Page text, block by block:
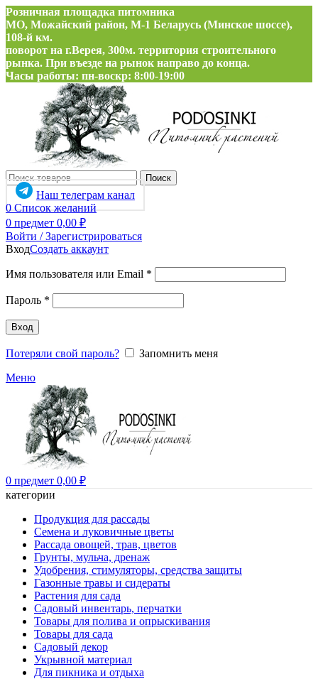
Розничная площадка питомника
МО, Можайский район, М-1 Беларусь (Минское шоссе),
108-й км.
поворот на г.Верея, 300м. территория строительного
рынка. При въезде на рынок направо до конца.
Часы работы: пн-воскр: 8:00-19:00
Поиск
Наш телеграм канал
0 Список желаний
0 предмет 0,00 ₽
Войти / Зарегистрироваться
ВходСоздать аккаунт
Имя пользователя или Email *
Пароль *
Вход
Потеряли свой пароль?
Запомнить меня
Меню
0 предмет 0,00 ₽
категории
Продукция для рассады
Семена и луковичные цветы
Рассада овощей, трав, цветов
Грунты, мульча, дренаж
Удобрения, стимуляторы, средства защиты
Газонные травы и сидераты
Растения для сада
Садовый инвентарь, перчатки
Товары для полива и опрыскивания
Товары для сада
Садовый декор
Укрывной материал
Для пикника и отдыха